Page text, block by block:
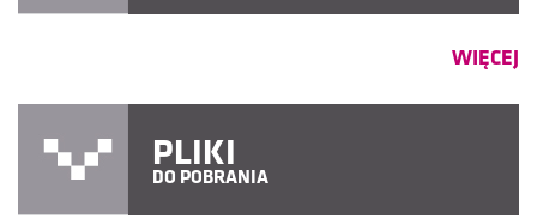
WIĘCEJ
PLIKI
DO POBRANIA